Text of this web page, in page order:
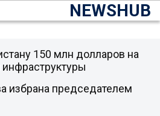
NEWSHUB
150 млн долларов на
избрана председателем